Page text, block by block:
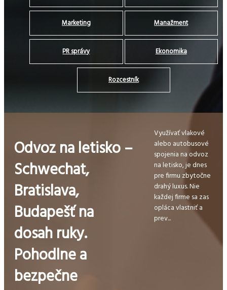
Marketing Manažment
PR správy Ekonomika
Rozcestník
Odvoz na letisko –
Schwechat,
Bratislava,
Budapešť na
dosah ruky.
Pohodlne a
bezpečne
Využívať vlakové
alebo autobusové
spojenia na odvoz
na letisko, je dnes
pre firmu zbytočne
drahý luxus. Nie
každej firme sa zas
opláca vlastniť a
prev...